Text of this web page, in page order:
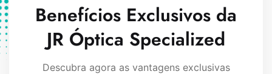
Benefícios Exclusivos da
JR Óptica Specialized
Descubra agora as vantagens exclusivas